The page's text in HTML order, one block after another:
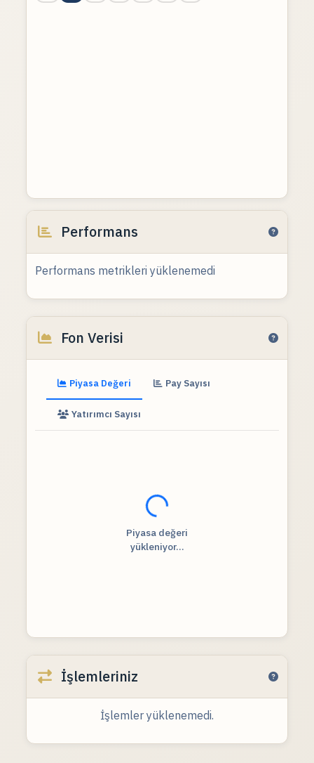
Performans
Performans metrikleri yüklenemedi
Fon Verisi
Piyasa Değeri Pay Sayısı
Yatırımcı Sayısı
Fiyat verileri yükleniyor...
Piyasa değeri
yükleniyor...
İşlemleriniz
İşlemler yüklenemedi.